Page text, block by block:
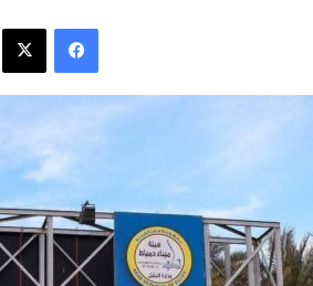
فيسبوك